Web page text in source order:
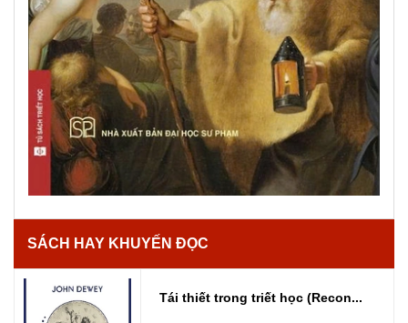
SÁCH HAY KHUYẾN ĐỌC
Tái thiết trong triết học (Recon...